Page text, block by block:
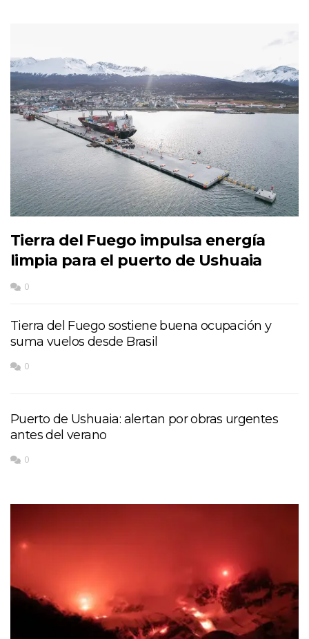
Tierra del Fuego impulsa energía
limpia para el puerto de Ushuaia
0
Tierra del Fuego sostiene buena ocupación y
suma vuelos desde Brasil
0
Puerto de Ushuaia: alertan por obras urgentes
antes del verano
0